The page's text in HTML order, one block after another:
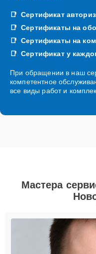
Сертификат
Сертификаты на
Сертификаты на
Сертификат у
При обращении в наш
компетентное
все виды работ и
Мастера